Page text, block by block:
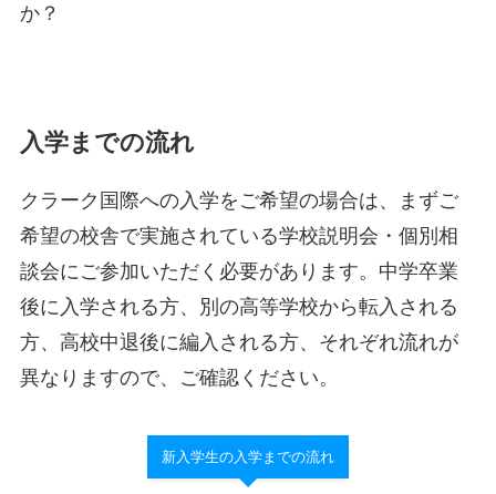
か？
入学までの流れ
クラーク国際への入学をご希望の場合は、まずご
希望の校舎で実施されている学校説明会・個別相
談会にご参加いただく必要があります。中学卒業
後に入学される方、別の高等学校から転入される
方、高校中退後に編入される方、それぞれ流れが
異なりますので、ご確認ください。
新入学生の入学までの流れ